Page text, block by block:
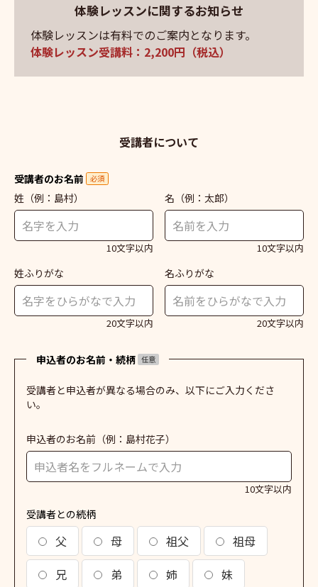
体験レッスンに関するお知らせ
体験レッスンは有料でのご案内となります。
体験レッスン受講料：2,200円（税込）
受講者について
受講者のお名前 必須
姓 （例：島村）
10文字以内
名 （例：太郎）
10文字以内
姓ふりがな
20文字以内
名ふりがな
20文字以内
申込者のお名前・続柄 任意
受講者と申込者が異なる場合のみ、以下にご入力くださ
い。
申込者のお名前 （例：島村花子）
10文字以内
受講者との続柄
父 母 祖父
祖母
兄
弟 姉
妹